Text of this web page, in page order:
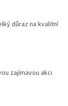
důraz na kvalitní
zajímavou akci